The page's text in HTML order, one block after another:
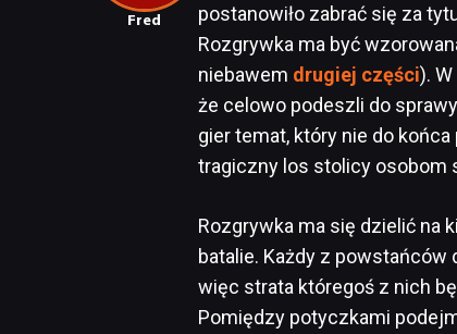
Fred
postanowiło zabrać się za
Rozgrywka ma być
niebawem drugiej części).
że celowo podeszli do
gier temat, który nie do
tragiczny los stolicy osobom
Rozgrywka ma się dzielić na
batalie. Każdy z
więc strata któregoś z nich
Pomiędzy potyczkami